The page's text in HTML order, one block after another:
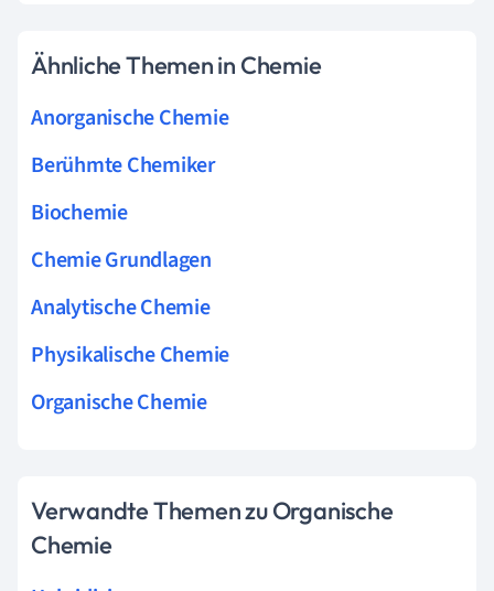
Ähnliche Themen in Chemie
Anorganische Chemie
Berühmte Chemiker
Biochemie
Chemie Grundlagen
Analytische Chemie
Physikalische Chemie
Organische Chemie
Verwandte Themen zu Organische
Chemie